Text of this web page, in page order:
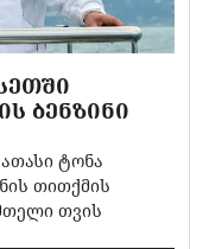
ᲑᲔᲜᲖᲘᲜᲘ
ტონა
თითქმის
თვის